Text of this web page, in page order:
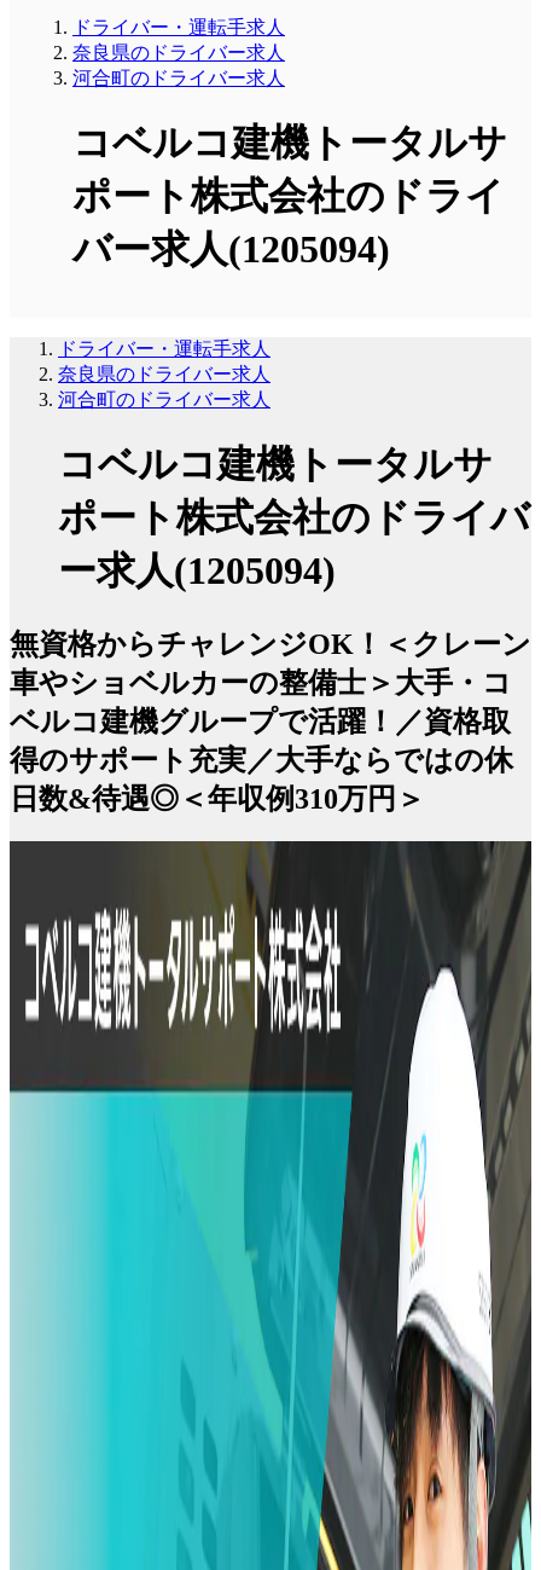
ドライバー・運転手求人
奈良県のドライバー求人
河合町のドライバー求人
コベルコ建機トータルサ
ポート株式会社のドライ
バー求人(1205094)
ドライバー・運転手求人
奈良県のドライバー求人
河合町のドライバー求人
コベルコ建機トータルサ
ポート株式会社のドライバ
ー求人(1205094)
無資格からチャレンジOK！＜クレーン
車やショベルカーの整備士＞大手・コ
ベルコ建機グループで活躍！／資格取
得のサポート充実／大手ならではの休
日数&待遇◎＜年収例310万円＞